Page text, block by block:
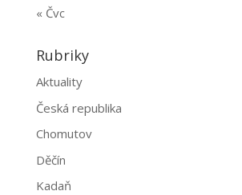
« Čvc
Rubriky
Aktuality
Česká republika
Chomutov
Děčín
Kadaň